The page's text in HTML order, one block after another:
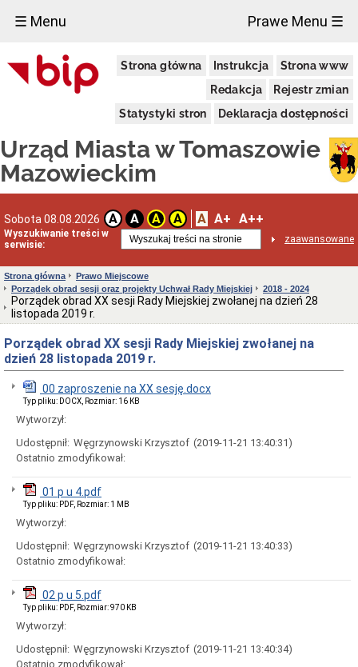
☰ Menu Prawe Menu ☰
Strona główna Instrukcja
Strona www
Redakcja
Rejestr zmian
Statystyki stron
Deklaracja dostępności
Urząd Miasta w Tomaszowie
Mazowieckim
Sobota 08.08.2026 A A A A A A+ A++
Wyszukiwanie treści w
serwisie:
zaawansowane
Miasto
Pieczęcie
Granice
miasta
Statut
Miasta
Władze
Miasta
Prezydent
zastępcy
Rada
Miejska
2024-
Prezydium
Rady
Miejskiej
Dyżury
Biurze
Miejskiej
Składy
komisji
stałych
Rady
Miejskiej
Interpelacje
zapytania
obrad
sesji
Strona główna
Prawo Miejscowe
Porządek obrad sesji oraz projekty Uchwał Rady Miejskiej
2018 - 2024
Porządek obrad XX sesji Rady Miejskiej zwołanej na dzień 28
listopada 2019 r.
Porządek obrad XX sesji Rady Miejskiej zwołanej na
dzień 28 listopada 2019 r.
00 zaproszenie na XX sesję.docx
Typ pliku: DOCX, Rozmiar: 16 KB
Wytworzył:
Udostępnił: Węgrzynowski Krzysztof (2019-11-21 13:40:31)
Ostatnio zmodyfikował:
01 p u 4.pdf
Typ pliku: PDF, Rozmiar: 1 MB
Wytworzył:
Udostępnił: Węgrzynowski Krzysztof (2019-11-21 13:40:33)
Ostatnio zmodyfikował:
02 p u 5.pdf
Typ pliku: PDF, Rozmiar: 970 KB
Wytworzył:
Udostępnił: Węgrzynowski Krzysztof (2019-11-21 13:40:34)
Ostatnio zmodyfikował:
×